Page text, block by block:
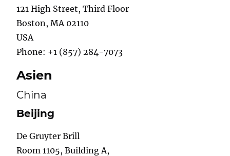
121 High Street, Third Floor
Boston, MA 02110
USA
Phone: +1 (857) 284-7073
Asien
China
Beijing
De Gruyter Brill
Room 1105, Building A,